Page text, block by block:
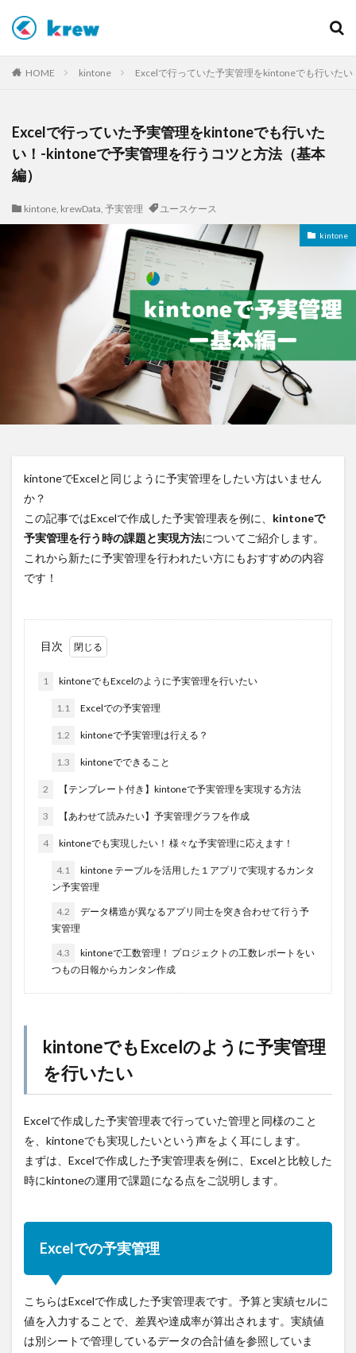
HOME kintone Excelで行っていた予実管理をkintoneでも行いた
Excelで行っていた予実管理をkintoneでも行いた
い！-kintoneで予実管理を行うコツと方法（基本
編）
kintone, krewData, 予実管理 ユースケース
kintone
kintoneでExcelと同じように予実管理をしたい方はいません
か？
この記事ではExcelで作成した予実管理表を例に、 kintoneで
予実管理を行う時の課題と実現方法についてご紹介します。
これから新たに予実管理を行われたい方にもおすすめの内容
です！
目次
1 kintoneでもExcelのように予実管理を行いたい
1.1 Excelでの予実管理
1.2 kintoneで予実管理は行える？
1.3 kintoneでできること
2 【テンプレート付き】kintoneで予実管理を実現する方法
3 【あわせて読みたい】予実管理グラフを作成
4 kintoneでも実現したい！ 様々な予実管理に応えます！
4.1
kintone テーブルを活用した１アプリで実現するカンタ
ン予実管理
4.2
データ構造が異なるアプリ同士を突き合わせて行う予
実管理
4.3
kintoneで工数管理！ プロジェクトの工数レポートをい
つもの日報からカンタン作成
kintoneでもExcelのように予実管理
を行いたい
Excelで作成した予実管理表で行っていた管理と同様のこと
を、kintoneでも実現したいという声をよく耳にします。
まずは、Excelで作成した予実管理表を例に、Excelと比較した
時にkintoneの運用で課題になる点をご説明します。
Excelでの予実管理
こちらはExcelで作成した予実管理表です。予算と実績セルに
値を入力することで、差異や達成率が算出されます。実績値
は別シートで管理しているデータの合計値を参照していま
タグ
検索